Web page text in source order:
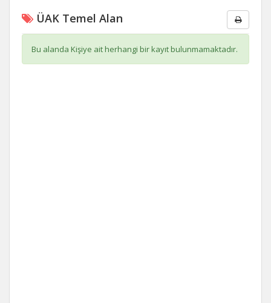
ÜAK Temel Alan
Bu alanda Kişiye ait herhangi bir kayıt bulunmamaktadır.